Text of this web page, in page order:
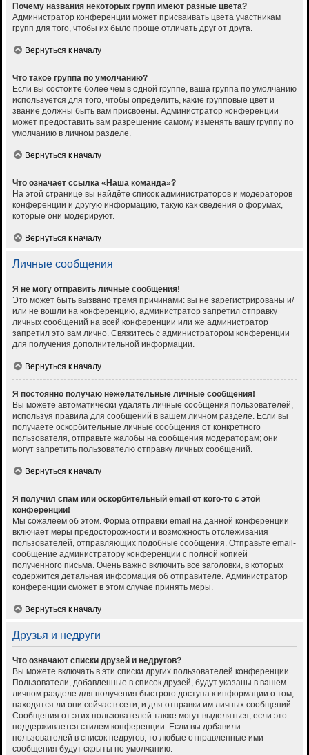
Почему названия некоторых групп имеют разные цвета?
Администратор конференции может присваивать цвета участникам
групп для того, чтобы их было проще отличать друг от друга.
Вернуться к началу
Что такое группа по умолчанию?
Если вы состоите более чем в одной группе, ваша группа по умолчанию
используется для того, чтобы определить, какие групповые цвет и
звание должны быть вам присвоены. Администратор конференции
может предоставить вам разрешение самому изменять вашу группу по
умолчанию в личном разделе.
Вернуться к началу
Что означает ссылка «Наша команда»?
На этой странице вы найдёте список администраторов и модераторов
конференции и другую информацию, такую как сведения о форумах,
которые они модерируют.
Вернуться к началу
Личные сообщения
Я не могу отправить личные сообщения!
Это может быть вызвано тремя причинами: вы не зарегистрированы и/
или не вошли на конференцию, администратор запретил отправку
личных сообщений на всей конференции или же администратор
запретил это вам лично. Свяжитесь с администратором конференции
для получения дополнительной информации.
Вернуться к началу
Я постоянно получаю нежелательные личные сообщения!
Вы можете автоматически удалять личные сообщения пользователей,
используя правила для сообщений в вашем личном разделе. Если вы
получаете оскорбительные личные сообщения от конкретного
пользователя, отправьте жалобы на сообщения модераторам; они
могут запретить пользователю отправку личных сообщений.
Вернуться к началу
Я получил спам или оскорбительный email от кого-то с этой
конференции!
Мы сожалеем об этом. Форма отправки email на данной конференции
включает меры предосторожности и возможность отслеживания
пользователей, отправляющих подобные сообщения. Отправьте email-
сообщение администратору конференции с полной копией
полученного письма. Очень важно включить все заголовки, в которых
содержится детальная информация об отправителе. Администратор
конференции сможет в этом случае принять меры.
Вернуться к началу
Друзья и недруги
Что означают списки друзей и недругов?
Вы можете включать в эти списки других пользователей конференции.
Пользователи, добавленные в список друзей, будут указаны в вашем
личном разделе для получения быстрого доступа к информации о том,
находятся ли они сейчас в сети, и для отправки им личных сообщений.
Сообщения от этих пользователей также могут выделяться, если это
поддерживается стилем конференции. Если вы добавили
пользователей в список недругов, то любые отправленные ими
сообщения будут скрыты по умолчанию.